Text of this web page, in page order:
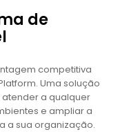
de
competitiva
Uma solução
a qualquer
e ampliar a
a sua organização.